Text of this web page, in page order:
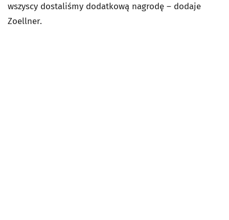
wszyscy dostaliśmy dodatkową nagrodę – dodaje
Zoellner.